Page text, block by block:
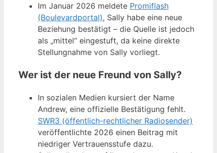
Im Januar 2026 meldete Promiflash
(Boulevardportal), Sally habe eine neue
Beziehung bestätigt – die Quelle ist jedoch
als „mittel“ eingestuft, da keine direkte
Stellungnahme von Sally vorliegt.
Wer ist der neue Freund von Sally?
In sozialen Medien kursiert der Name
Andrew, eine offizielle Bestätigung fehlt.
SWR3 (öffentlich-rechtlicher Radiosender)
veröffentlichte 2026 einen Beitrag mit
niedriger Vertrauensstufe dazu.